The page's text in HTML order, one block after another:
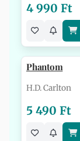
4 990 Ft
Phantom
H.D. Carlton
5 490 Ft